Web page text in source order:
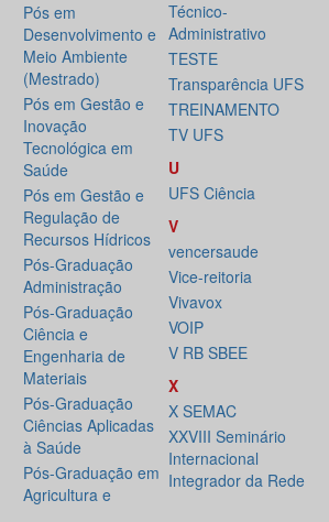
Pós em
Desenvolvimento e
Meio Ambiente
(Mestrado)
Pós em Gestão e
Inovação
Tecnológica em
Saúde
Pós em Gestão e
Regulação de
Recursos Hídricos
Pós-Graduação
Administração
Pós-Graduação
Ciência e
Engenharia de
Materiais
Pós-Graduação
Ciências Aplicadas
à Saúde
Pós-Graduação em
Agricultura e
Técnico-
Administrativo
TESTE
Transparência UFS
TREINAMENTO
TV UFS
U
UFS Ciência
V
vencersaude
Vice-reitoria
Vivavox
VOIP
V RB SBEE
X
X SEMAC
XXVIII Seminário
Internacional
Integrador da Rede